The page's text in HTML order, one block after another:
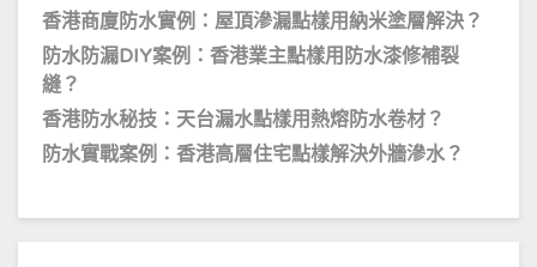
香港商廈防水實例：屋頂滲漏點樣用納米塗層解決？
防水防漏DIY案例：香港業主點樣用防水漆修補裂
縫？
香港防水秘技：天台漏水點樣用熱熔防水卷材？
防水實戰案例：香港高層住宅點樣解決外牆滲水？